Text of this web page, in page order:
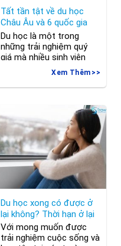
Tất tần tật về du học
Châu Âu và 6 quốc gia
đáng cân nhắc
Du học là một trong
những trải nghiệm quý
giá mà nhiều sinh viên
quốc tế mong muốn. Với
sự phát triển của kỹ
thuật thông tin và môi
cầu, du học Châu Âu đã
trở thành một lựa chọn
phổ biến và hấp dẫn.
Trong bài viết này, chúng
ta
Xem Thêm
Du học xong có được ở
lại không? Thời hạn ở lại
là bao lâu?
Với mong muốn được
trải nghiệm cuộc sống và